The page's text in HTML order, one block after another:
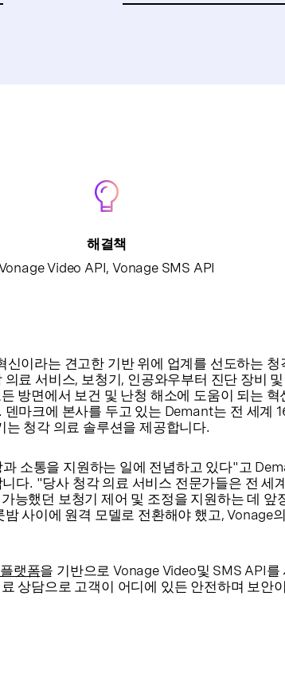
해결책
Video API, Vonage SMS API
신이라는 견고한 기반 위에 업계를 선도하는 청
료 서비스, 보청기, 인공와우부터 진단 장비
방면에서 보건 및 난청 해소에 도움이 되는 혁
마크에 본사를 두고 있는 Demant는 전 세계
청각 의료 솔루션을 제공합니다.
소통을 지원하는 일에 전념하고 있다"고
다. "당사 청각 의료 서비스 전문가들은 전 세
능했던 보청기 제어 및 조정을 지원하는 데 앞
사이에 원격 모델로 전환해야 했고, Vonage
랫폼을 기반으로 Vonage Video및 SMS API를
상담으로 고객이 어디에 있든 안전하며 보안